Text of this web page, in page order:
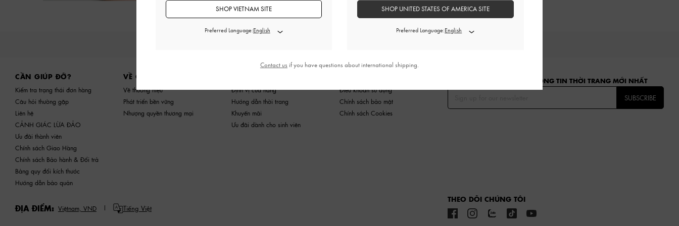
CẦN GIÚP ĐỠ?
Kiểm tra trạng thái đơn hàng
Câu hỏi thường gặp
Liên hệ
CẢNH GIÁC LỪA ĐẢO
Ưu đãi thành viên
Chính sách Giao Hàng
Chính sách Bảo hành & Đổi trả
Bảng quy đổi kích thước
Hướng dẫn bảo quản
VỀ CHÚNG TÔI
Về thương hiệu
Phát triển bền vững
Nhượng quyền thương mại
Định vị cửa hàng
Hướng dẫn thời trang
Khuyến mãi
Ưu đãi dành cho sinh viên
Điều khoản sử dụng
Chính sách bảo mật
Chính sách Cookies
ĐĂNG KÝ ĐỂ NHẬN CÁC THÔNG TIN THỜI TRANG MỚI NHẤT
SUBSCRIBE
ĐỊA ĐIỂM: Việtnam, VND Tiếng Việt
THEO DÕI CHÚNG TÔI
SHOP VIETNAM SITE
Preferred Language:
SHOP UNITED STATES OF AMERICA SITE
Preferred Language:
Contact us if you have questions about international shipping.